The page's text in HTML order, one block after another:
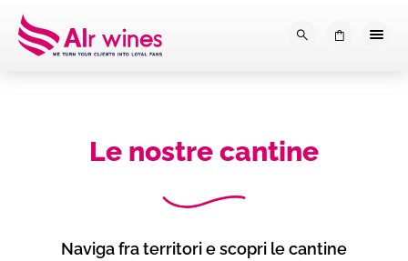
Dalla loro vendemmia, alla
Le nostre cantine
Naviga fra territori e scopri le cantine